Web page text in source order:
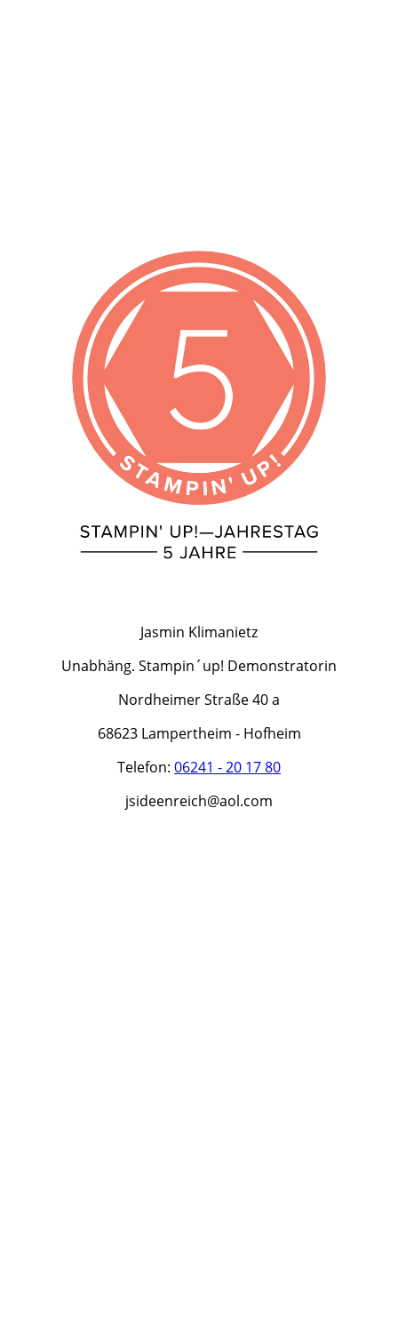
Jasmin Klimanietz
Unabhäng. Stampin´up! Demonstratorin
Nordheimer Straße 40 a
68623 Lampertheim - Hofheim
Telefon: 06241 - 20 17 80
jsideenreich@aol.com